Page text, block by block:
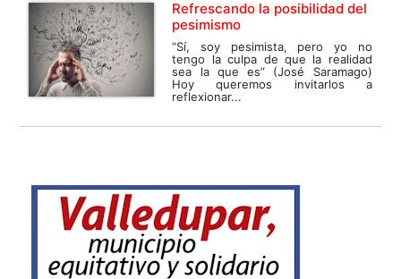
Refrescando la posibilidad del
pesimismo
“Sí, soy pesimista, pero yo no
tengo la culpa de que la realidad
sea la que es” (José Saramago)
Hoy queremos invitarlos a
reflexionar...